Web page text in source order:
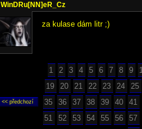
WinDRu[NN]eR_Cz
za kulase dám litr ;)
1 2 3 4 5 6 7 8 9
19
20 21 22 23 24
25
35
36 37 38 39 40
41
51
52 53 54 55 56
57